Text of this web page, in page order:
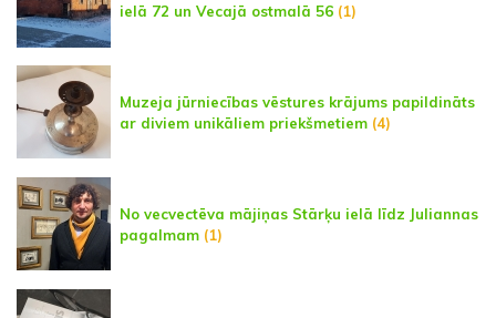
ielā 72 un Vecajā ostmalā 56 (1)
Muzeja jūrniecības vēstures krājums papildināts
ar diviem unikāliem priekšmetiem (4)
No vecvectēva mājiņas Stārķu ielā līdz Juliannas
pagalmam (1)